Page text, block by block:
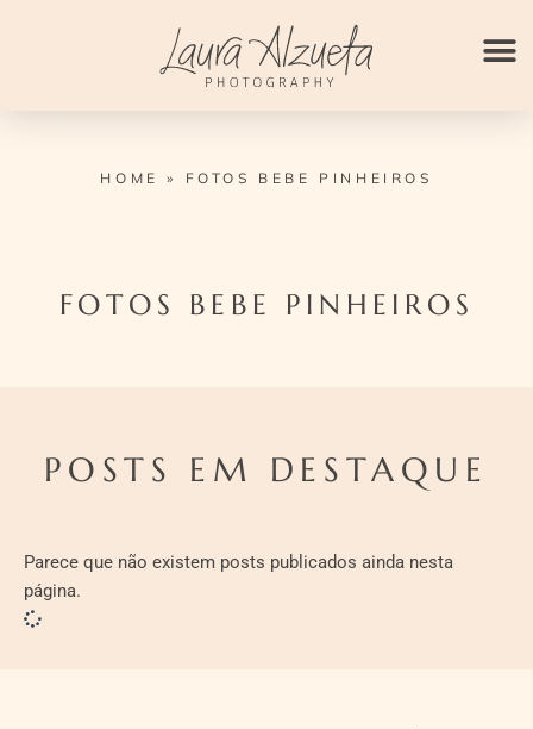
HOME » FOTOS BEBE PINHEIROS
FOTOS BEBE PINHEIROS
POSTS EM DESTAQUE
Parece que não existem posts publicados ainda nesta
página.